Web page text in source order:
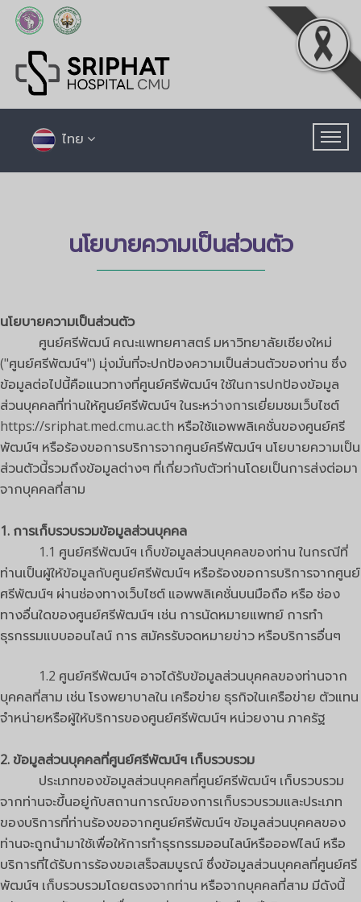
ไทย
นโยบายความเป็นส่วนตัว
นโยบายความเป็นส่วนตัว
ศูนย์ศรีพัฒน์ คณะแพทยศาสตร์ มหาวิทยาลัยเชียงใหม่
("ศูนย์ศรีพัฒน์ฯ") มุ่งมั่นที่จะปกป้องความเป็นส่วนตัวของท่าน ซึ่ง
ข้อมูลต่อไปนี้คือแนวทางที่ศูนย์ศรีพัฒน์ฯ ใช้ในการปกป้องข้อมูล
ส่วนบุคคลที่ท่านให้ศูนย์ศรีพัฒน์ฯ ในระหว่างการเยี่ยมชมเว็บไซต์
https://sriphat.med.cmu.ac.th หรือใช้แอพพลิเคชั่นของศูนย์ศรี
พัฒน์ฯ หรือร้องขอการบริการจากศูนย์ศรีพัฒน์ฯ นโยบายความเป็น
ส่วนตัวนี้รวมถึงข้อมูลต่างๆ ที่เกี่ยวกับตัวท่านโดยเป็นการส่งต่อมา
จากบุคคลที่สาม
1. การเก็บรวบรวมข้อมูลส่วนบุคคล
1.1 ศูนย์ศรีพัฒน์ฯ เก็บข้อมูลส่วนบุคคลของท่าน ในกรณีที่
ท่านเป็นผู้ให้ข้อมูลกับศูนย์ศรีพัฒน์ฯ หรือร้องขอการบริการจากศูนย์
ศรีพัฒน์ฯ ผ่านช่องทางเว็บไซต์ แอพพลิเคชั่นบนมือถือ หรือ ช่อง
ทางอื่นใดของศูนย์ศรีพัฒน์ฯ เช่น การนัดหมายแพทย์ การทำ
ธุรกรรมแบบออนไลน์ การ สมัครรับจดหมายข่าว หรือบริการอื่นๆ
1.2 ศูนย์ศรีพัฒน์ฯ อาจได้รับข้อมูลส่วนบุคคลของท่านจาก
บุคคลที่สาม เช่น โรงพยาบาลใน เครือข่าย ธุรกิจในเครือข่าย ตัวแทน
จำหน่ายหรือผู้ให้บริการของศูนย์ศรีพัฒน์ฯ หน่วยงาน ภาครัฐ
2. ข้อมูลส่วนบุคคลที่ศูนย์ศรีพัฒน์ฯ เก็บรวบรวม
ประเภทของข้อมูลส่วนบุคคลที่ศูนย์ศรีพัฒน์ฯ เก็บรวบรวม
จากท่านจะขึ้นอยู่กับสถานการณ์ของการเก็บรวบรวมและประเภท
ของบริการที่ท่านร้องขอจากศูนย์ศรีพัฒน์ฯ ข้อมูลส่วนบุคคลของ
ท่านจะถูกนำมาใช้เพื่อให้การทำธุรกรรมออนไลน์หรือออฟไลน์ หรือ
บริการที่ได้รับการร้องขอเสร็จสมบูรณ์ ซึ่งข้อมูลส่วนบุคคลที่ศูนย์ศรี
พัฒน์ฯ เก็บรวบรวมโดยตรงจากท่าน หรือจากบุคคลที่สาม มีดังนี้